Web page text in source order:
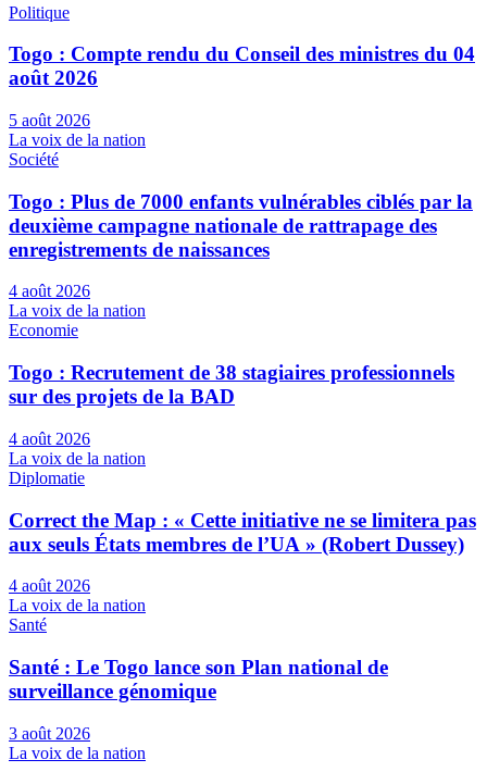
Politique
Togo : Compte rendu du Conseil des ministres du 04
août 2026
5 août 2026
La voix de la nation
Société
Togo : Plus de 7000 enfants vulnérables ciblés par la
deuxième campagne nationale de rattrapage des
enregistrements de naissances
4 août 2026
La voix de la nation
Economie
Togo : Recrutement de 38 stagiaires professionnels
sur des projets de la BAD
4 août 2026
La voix de la nation
Diplomatie
Correct the Map : « Cette initiative ne se limitera pas
aux seuls États membres de l’UA » (Robert Dussey)
4 août 2026
La voix de la nation
Santé
Santé : Le Togo lance son Plan national de
surveillance génomique
3 août 2026
La voix de la nation